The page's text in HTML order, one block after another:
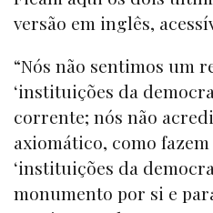
versão em inglês,
“Nós não sentimos um
‘instituições da
corrente; nós não
axiomático, como
‘instituições da
monumento por si e